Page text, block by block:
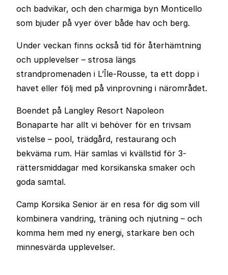
och badvikar, och den charmiga byn Monticello
som bjuder på vyer över både hav och berg.
Under veckan finns också tid för återhämtning
och upplevelser – strosa längs
strandpromenaden i L’Île-Rousse, ta ett dopp i
havet eller följ med på vinprovning i närområdet.
Boendet på Langley Resort Napoleon
Bonaparte har allt vi behöver för en trivsam
vistelse – pool, trädgård, restaurang och
bekväma rum. Här samlas vi kvällstid för 3-
rättersmiddagar med korsikanska smaker och
goda samtal.
Camp Korsika Senior är en resa för dig som vill
kombinera vandring, träning och njutning – och
komma hem med ny energi, starkare ben och
minnesvärda upplevelser.